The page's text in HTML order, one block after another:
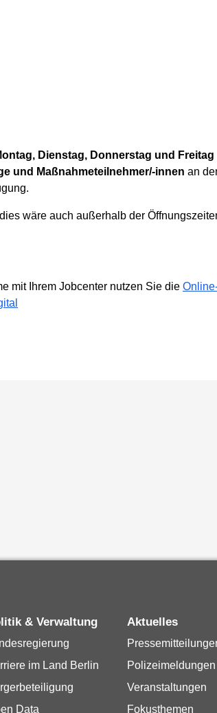
Dienstag, Donnerstag und
und Maßnahmeteilnehmer/-innen an
wäre auch außerhalb der
mit Ihrem Jobcenter nutzen Sie die
& Verwaltung
im Land Berlin
Data
Aktuelles
Polizeimeldungen
Veranstaltungen
Fokusthemen